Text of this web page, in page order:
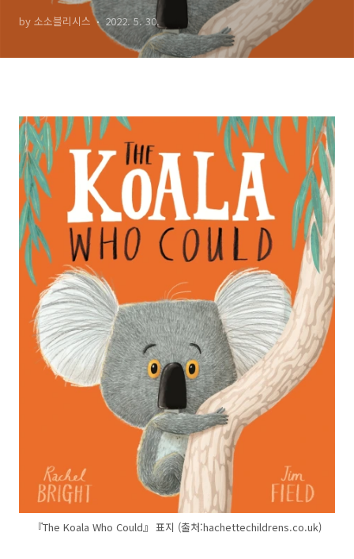
by 소소블리시스 2022. 5. 30.
『The Koala Who Could』 표지 (출처:hachettechildrens.co.uk)